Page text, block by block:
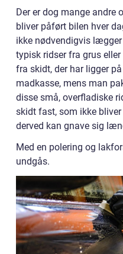
Der er dog mange andre
bliver påført bilen hver
ikke nødvendigvis
typisk ridser fra grus
fra skidt, der har ligger
madkasse, mens man
disse små, overfladiske
skidt fast, som ikke
derved kan gnave sig
Med en polering og
undgås.